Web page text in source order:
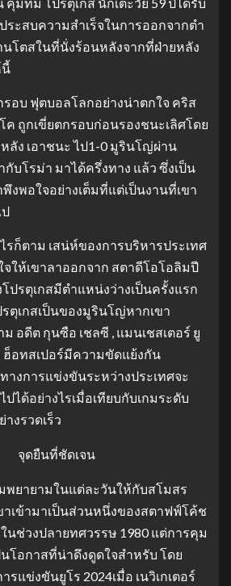
ระสบความสำเร็จในการออกจากตำ
โตสในที่นั่งร้อนหลังจากที่ฝ่ายหลัง
นี้
รอบ ฟุตบอลโลกอย่างน่าตกใจ คริส
ค ถูกเขี่ยตกรอบก่อนรองชนะเลิศโดย
ลัง เอาชนะ ไป1-0 มูรินโญ่ผ่าน
บโรม่า มาได้ครึ่งทาง แล้ว ซึ่งเป็น
งพอใจอย่างเต็มที่แต่เป็นงานที่เขา
รก็ตาม เสน่ห์ของการบริหารประเทศ
ให้เขาลาออกจาก สตาดีโอโอลิมปี
โปรตุเกสมีตำแหน่งว่างเป็นครั้งแรก
ตุเกสเป็นของมูรินโญ่หากเขา
ม อดีต กุนซือ เชลซี , แมนเชสเตอร์ ยู
อทสเปอร์มีความขัดแย้งกัน
างการแข่งขันระหว่างประเทศจะ
ได้อย่างไรเมื่อเทียบกับเกมระดับ
งรวดเร็ว
ยายามในแต่ละวันให้กับสโมสร
เข้ามาเป็นส่วนหนึ่งของสตาฟฟ์โค้ช
ในช่วงปลายทศวรรษ 1980 แต่การคุม
โอกาสที่น่าดึงดูดใจสำหรับ โดย
รแข่งขันยูโร 2024เมื่อ เนวิเกเตอร์